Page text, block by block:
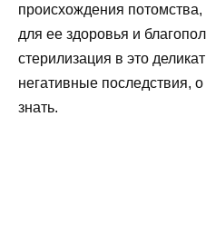
происхождения
для ее здоровья и
стерилизация в это
негативные последствия,
знать.